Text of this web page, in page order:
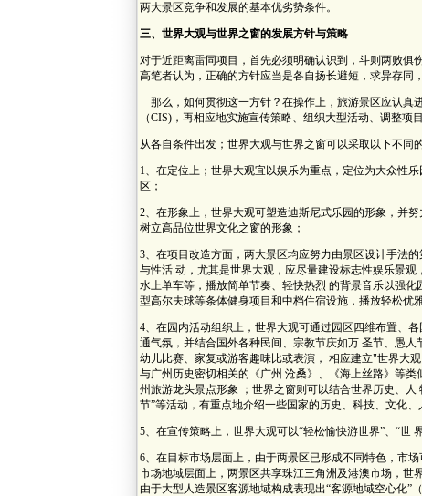
两大景区竞争和发展的基本优劣势条件。
三、世界大观与世界之窗的发展方针与策略
对于近距离雷同项目，首先必须明确认识到，斗则两败俱
高笔者认为，正确的方针应当是各自扬长避短，求异存同
那么，如何贯彻这一方针？在操作上，旅游景区应认真
（CIS)，再相应地实施宣传策略、组织大型活动、调整项
从各自条件出发；世界大观与世界之窗可以采取以下不同
1、在定位上；世界大观宜以娱乐为重点，定位为大众性
区；
2、在形象上，世界大观可塑造迪斯尼式乐园的形象，并
树立高品位世界文化之窗的形象；
3、在项目改造方面，两大景区均应努力由景区设计手法
与性活 动，尤其是世界大观，应尽量建设标志性娱乐景
水上单车等，播放简单节奏、轻快热烈 的背景音乐以强
型高尔夫球等条体健身项目和中档住宿设施，播放轻松优
4、在园内活动组织上，世界大观可通过园区四维布置、
通气氛，并结合国外各种民间、宗教节庆如万 圣节、愚
幼儿比赛、家复或游客趣味比或表演， 相应建立"世界大
与广州历史密切相关的《广州 沧桑》、《海上丝路》等
州旅游龙头景点形象 ；世界之窗则可以结合世界历史、人
节”等活动，有重点地介绍一些国家的历史、科技、文化、
5、在宣传策略上，世界大观可以“轻松愉快游世界”、“世
6、在目标市场层面上，由于两景区已形成不同特色，市
市场地域层面上，两景区共享珠江三角洲及港澳市场，世
由于大型人造景区客源地域构成表现出“客源地域空心化